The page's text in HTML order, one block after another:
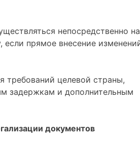
непосредственно на
если прямое внесение
требований целевой страны,
задержкам и дополнительным
документов